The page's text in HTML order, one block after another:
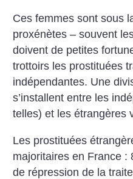
Ces femmes sont sous
proxénètes – souvent
doivent de petites
trottoirs les prostituées
indépendantes. Une
s’installent entre les
telles) et les étrangères
Les prostituées
majoritaires en France :
de répression de la